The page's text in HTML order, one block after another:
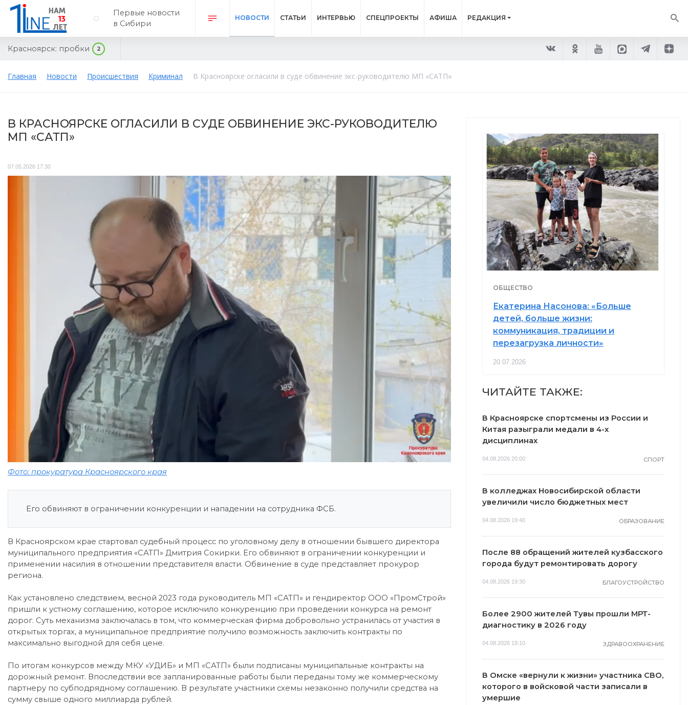
Первые новости
в Сибири
НОВОСТИ СТАТЬИ ИНТЕРВЬЮ СПЕЦПРОЕКТЫ АФИША РЕДАКЦИЯ
Красноярск: пробки 2
Главная Новости Происшествия Криминал В Красноярске огласили в суде обвинение экс-руководителю МП «САТП»
В КРАСНОЯРСКЕ ОГЛАСИЛИ В СУДЕ ОБВИНЕНИЕ ЭКС-РУКОВОДИТЕЛЮ
МП «САТП»
07.05.2026 17:30
Фото: прокуратура Красноярского края
Его обвиняют в ограничении конкуренции и нападении на сотрудника ФСБ.
В Красноярском крае стартовал судебный процесс по уголовному делу в отношении бывшего директора
муниципального предприятия «САТП» Дмитрия Сокирки. Его обвиняют в ограничении конкуренции и
применении насилия в отношении представителя власти. Обвинение в суде представляет прокурор
региона.
Как установлено следствием, весной 2023 года руководитель МП «САТП» и гендиректор ООО «ПромСтрой»
пришли к устному соглашению, которое исключило конкуренцию при проведении конкурса на ремонт
дорог. Суть механизма заключалась в том, что коммерческая фирма добровольно устранилась от участия в
открытых торгах, а муниципальное предприятие получило возможность заключить контракты по
максимально выгодной для себя цене.
По итогам конкурсов между МКУ «УДИБ» и МП «САТП» были подписаны муниципальные контракты на
дорожный ремонт. Впоследствии все запланированные работы были переданы тому же коммерческому
партнеру по субподрядному соглашению. В результате участники схемы незаконно получили средства на
сумму свыше одного миллиарда рублей.
ОБЩЕСТВО
Екатерина Насонова: «Больше
детей, больше жизни:
коммуникация, традиции и
перезагрузка личности»
20.07.2026
ЧИТАЙТЕ ТАКЖЕ:
В Красноярске спортсмены из России и
Китая разыграли медали в 4-х
дисциплинах
04.08.2026 20:00 СПОРТ
В колледжах Новосибирской области
увеличили число бюджетных мест
04.08.2026 19:40 ОБРАЗОВАНИЕ
После 88 обращений жителей кузбасского
города будут ремонтировать дорогу
04.08.2026 19:30 БЛАГОУСТРОЙСТВО
Более 2900 жителей Тувы прошли МРТ-
диагностику в 2026 году
04.08.2026 19:10 ЗДРАВООХРАНЕНИЕ
В Омске «вернули к жизни» участника СВО,
которого в войсковой части записали в
умершие